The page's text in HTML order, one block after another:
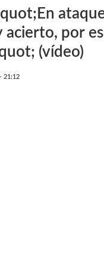
acierto, por
(vídeo)
21:12